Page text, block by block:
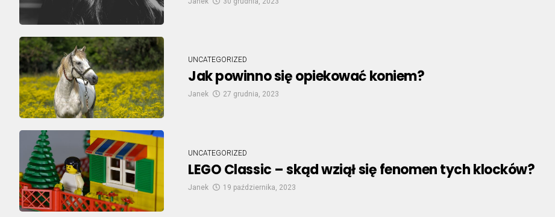
UNCATEGORIZED
Jak powinno się opiekować koniem?
Janek 27 grudnia, 2023
UNCATEGORIZED
LEGO Classic – skąd wziął się fenomen tych klocków?
Janek 19 października, 2023